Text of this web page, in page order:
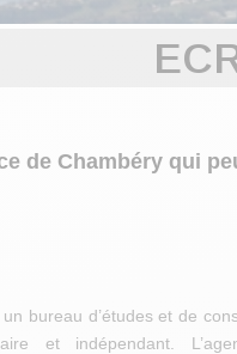
de Chambéry qui
bureau d’études et de
et indépendant.